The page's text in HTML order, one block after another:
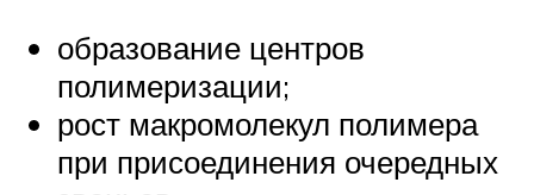
образование центров
полимеризации;
рост макромолекул полимера
при присоединения очередных